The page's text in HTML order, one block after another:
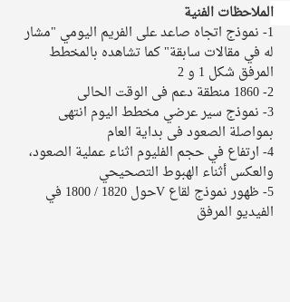
الملاحظات الفنية
1- نموذج اتجاه صاعد على الفريم اليومي "مشار
له في مقالات سابقة" كما تشاهده بالمخطط
المرفق شكل 1 و 2
2- 1860 منطقة دعم فى الوقت الحالى
3- نموذج سير عرضي مخطط اليوم انتهى
بمواصلة الصعود فى بداية العام
4- ارتفاع في حجم الفليوم اثناء عملية الصعود،
والعكس أثناء الهبوط التصحيحي
5- ظهور نموذج لقاع Vحول 1820 / 1800 في
الفيديو المرفق